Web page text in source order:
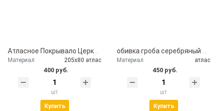
Материал 205х80 атлас
400 руб.
шт
Купить
Материал атлас
450 руб.
шт
Купить